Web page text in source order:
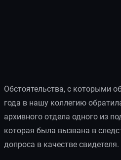
Обстоятельства, с которыми
года в нашу коллегию
архивного отдела одного из
которая была вызвана в
допроса в качестве свидетеля.